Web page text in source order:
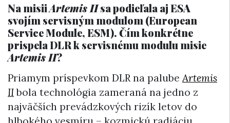
Na misiiArtemis IIsa podieľala aj ESA
svojím servisným modulom (European
Service Module, ESM). Čím konkrétne
prispela DLR k servisnému modulu misie
Artemis II?
Priamym príspevkom DLR na palube Artemis
IIbola technológia zameraná na jedno z
najväčších prevádzkových rizík letov do